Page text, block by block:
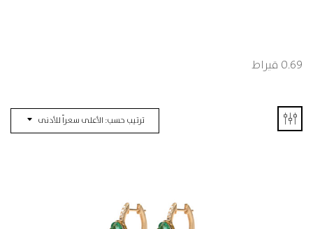
0.69 قيراط
ترتيب حسب: الأعلى سعراً للأدنى